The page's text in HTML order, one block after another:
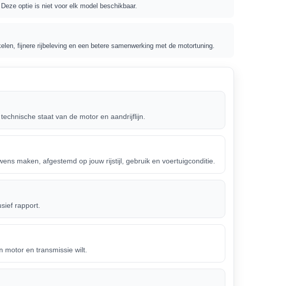
optie is niet voor elk model beschikbaar.
fijnere rijbeleving en een betere samenwerking met de motortuning.
staat van de motor en aandrijflijn.
maken, afgestemd op jouw rijstijl, gebruik en voertuigconditie.
rapport.
motor en transmissie wilt.